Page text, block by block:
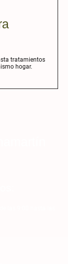
tratamientos
hogar.